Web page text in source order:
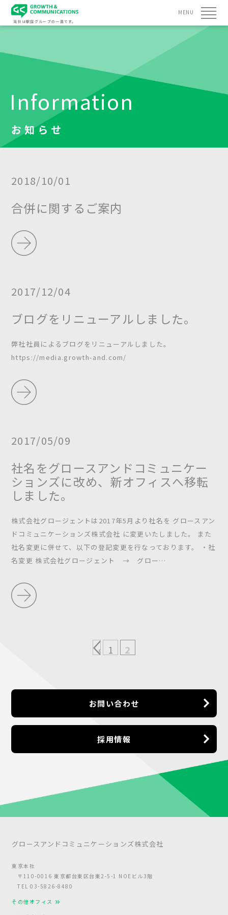
Information
お知らせ
当社は駅探グループの一員です。
MENU
2018/10/01
合併に関するご案内
2017/12/04
ブログをリニューアルしました。
弊社社員によるブログをリニューアルしました。
https://media.growth-and.com/
2017/05/09
社名をグロースアンドコミュニケー
ションズに改め、新オフィスへ移転
しました。
株式会社グロージェントは2017年5月より社名を グロースアン
ドコミュニケーションズ株式会社 に変更いたしました。 また
社名変更に併せて、以下の登記変更を行なっております。 ・社
名変更 株式会社グロージェント → グロー…
« 1 2
お問い合わせ
採用情報
グロースアンドコミュニケーションズ株式会社
東京本社
〒110-0016 東京都台東区台東2-5-1 NOEビル3階
TEL 03-5826-8480
その他オフィス